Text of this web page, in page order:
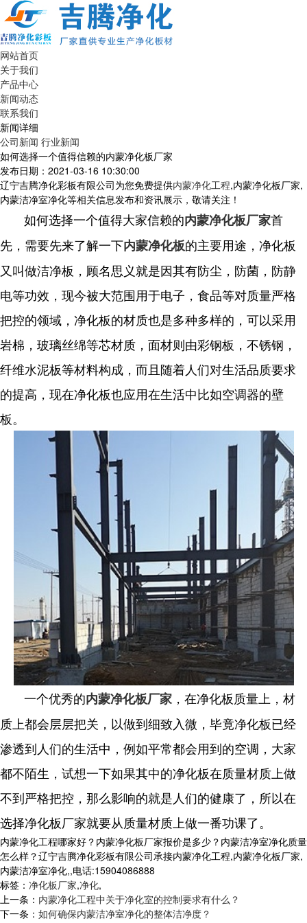
网站首页
关于我们
产品中心
新闻动态
联系我们
新闻详细
公司新闻 行业新闻
如何选择一个值得信赖的内蒙净化板厂家
发布日期：2021-03-16 10:30:00
辽宁吉腾净化彩板有限公司为您免费提供内蒙净化工程,内蒙净化板厂家,
内蒙洁净室净化等相关信息发布和资讯展示，敬请关注！
如何选择一个值得大家信赖的内蒙净化板厂家首
先，需要先来了解一下内蒙净化板的主要用途，净化板
又叫做洁净板，顾名思义就是因其有防尘，防菌，防静
电等功效，现今被大范围用于电子，食品等对质量严格
把控的领域，净化板的材质也是多种多样的，可以采用
岩棉，玻璃丝绵等芯材质，面材则由彩钢板，不锈钢，
纤维水泥板等材料构成，而且随着人们对生活品质要求
的提高，现在净化板也应用在生活中比如空调器的壁
板。
一个优秀的内蒙净化板厂家 ，在净化板质量上，材
质上都会层层把关，以做到细致入微，毕竟净化板已经
渗透到人们的生活中，例如平常都会用到的空调，大家
都不陌生，试想一下如果其中的净化板在质量材质上做
不到严格把控，那么影响的就是人们的健康了，所以在
选择净化板厂家就要从质量材质上做一番功课了。
内蒙净化工程哪家好？内蒙净化板厂家报价是多少？内蒙洁净室净化质量
怎么样？辽宁吉腾净化彩板有限公司承接内蒙净化工程,内蒙净化板厂家,
内蒙洁净室净化,,电话:15904086888
标签： 净化板厂家,净化,
上一条： 内蒙净化工程中关于净化室的控制要求有什么？
下一条： 如何确保内蒙洁净室净化的整体洁净度？